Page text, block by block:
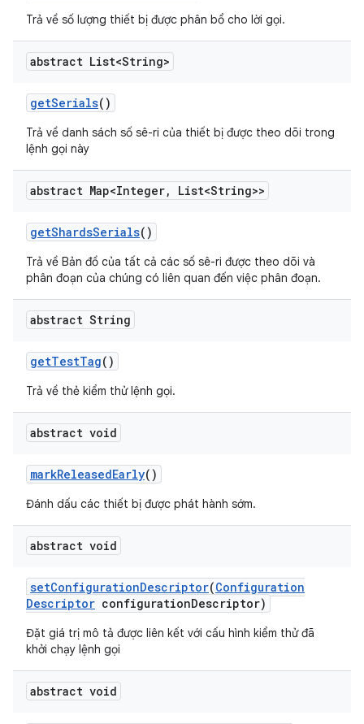
Trả về số lượng thiết bị được phân bổ cho lời gọi.
abstract List<String>
getSerials()
Trả về danh sách số sê-ri của thiết bị được theo dõi trong
lệnh gọi này
abstract Map<Integer, List<String>>
getShardsSerials()
Trả về Bản đồ của tất cả các số sê-ri được theo dõi và
phân đoạn của chúng có liên quan đến việc phân đoạn.
abstract String
getTestTag()
Trả về thẻ kiểm thử lệnh gọi.
abstract void
markReleasedEarly()
Đánh dấu các thiết bị được phát hành sớm.
abstract void
setConfigurationDescriptor(Configuration
Descriptor configurationDescriptor)
Đặt giá trị mô tả được liên kết với cấu hình kiểm thử đã
khởi chạy lệnh gọi
abstract void